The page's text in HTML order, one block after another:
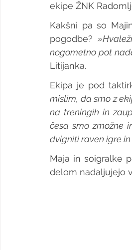
ekipe ŽNK
Kakšni pa so
pogodbe?
nogometno pot
Litijanka.
Ekipa je pod
mislim, da smo z
na treningih in
česa smo zmožne
dvigniti raven igre
Maja in soigralke
delom nadaljujejo